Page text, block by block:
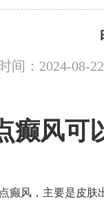
间：2024-08-
癫风可
癫风，主要是皮肤